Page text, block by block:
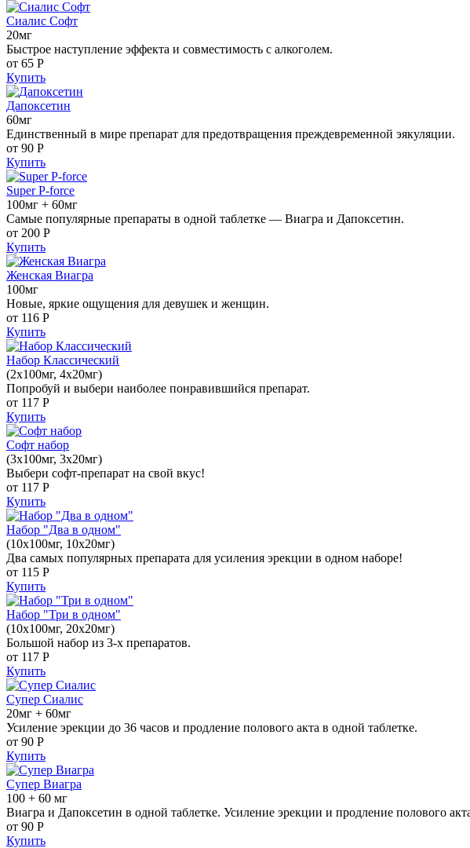
Сиалис Софт
20мг
Быстрое наступление эффекта и совместимость с алкоголем.
от 65 Р
Купить
Дапоксетин
60мг
Единственный в мире препарат для предотвращения преждевременной эякуляции.
от 90 Р
Купить
Super P-force
100мг + 60мг
Самые популярные препараты в одной таблетке — Виагра и Дапоксетин.
от 200 Р
Купить
Женская Виагра
100мг
Новые, яркие ощущения для девушек и женщин.
от 116 Р
Купить
Набор Классический
(2x100мг, 4x20мг)
Попробуй и выбери наиболее понравившийся препарат.
от 117 Р
Купить
Софт набор
(3x100мг, 3x20мг)
Выбери софт-препарат на свой вкус!
от 117 Р
Купить
Набор "Два в одном"
(10x100мг, 10x20мг)
Два самых популярных препарата для усиления эрекции в одном наборе!
от 115 Р
Купить
Набор "Три в одном"
(10x100мг, 20x20мг)
Большой набор из 3-х препаратов.
от 117 Р
Купить
Супер Сиалис
20мг + 60мг
Усиление эрекции до 36 часов и продление полового акта в одной таблетке.
от 90 Р
Купить
Супер Виагра
100 + 60 мг
Виагра и Дапоксетин в одной таблетке. Усиление эрекции и продление полового
от 90 Р
Купить